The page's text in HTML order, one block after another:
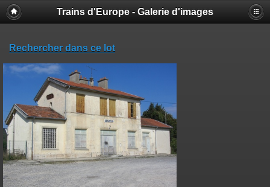
Trains d'Europe - Galerie d'images
Rechercher dans ce lot